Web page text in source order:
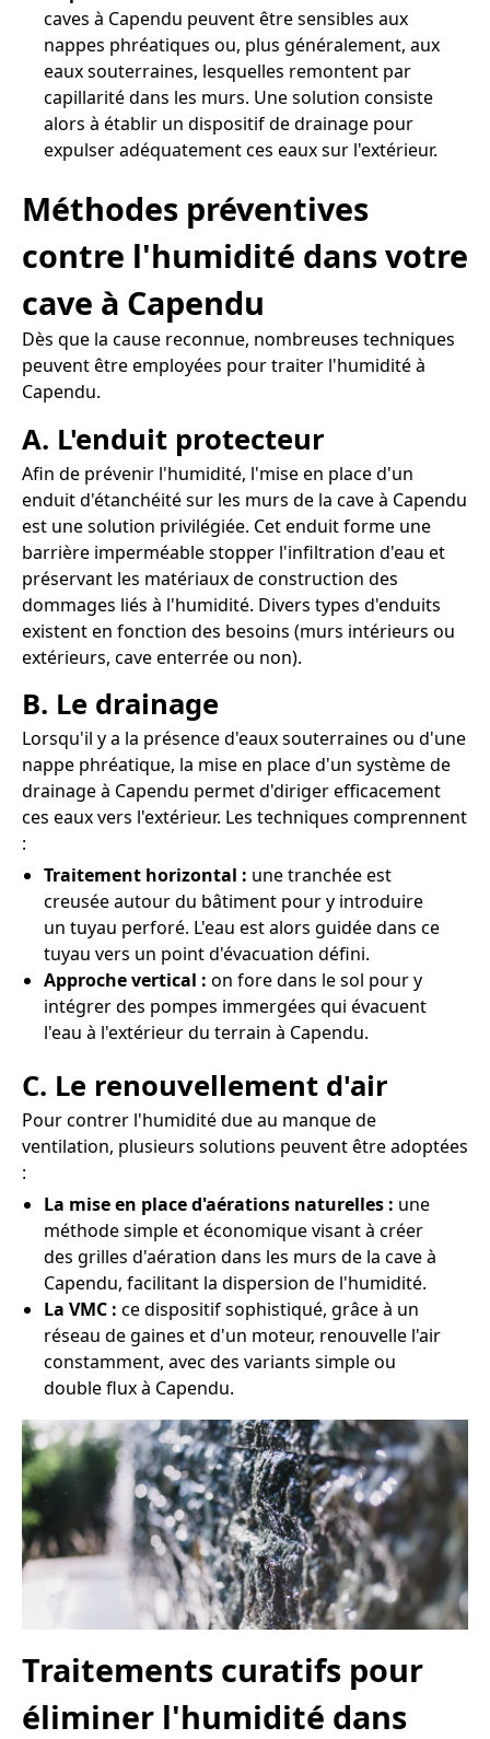
caves à Capendu peuvent être sensibles aux
nappes phréatiques ou, plus généralement, aux
eaux souterraines, lesquelles remontent par
capillarité dans les murs. Une solution consiste
alors à établir un dispositif de drainage pour
expulser adéquatement ces eaux sur l'extérieur.
Méthodes préventives
contre l'humidité dans votre
cave à Capendu
Dès que la cause reconnue, nombreuses techniques
peuvent être employées pour traiter l'humidité à
Capendu.
A. L'enduit protecteur
Afin de prévenir l'humidité, l'mise en place d'un
enduit d'étanchéité sur les murs de la cave à Capendu
est une solution privilégiée. Cet enduit forme une
barrière imperméable stopper l'infiltration d'eau et
préservant les matériaux de construction des
dommages liés à l'humidité. Divers types d'enduits
existent en fonction des besoins (murs intérieurs ou
extérieurs, cave enterrée ou non).
B. Le drainage
Lorsqu'il y a la présence d'eaux souterraines ou d'une
nappe phréatique, la mise en place d'un système de
drainage à Capendu permet d'diriger efficacement
ces eaux vers l'extérieur. Les techniques comprennent
:
Traitement horizontal : une tranchée est
creusée autour du bâtiment pour y introduire
un tuyau perforé. L'eau est alors guidée dans ce
tuyau vers un point d'évacuation défini.
Approche vertical : on fore dans le sol pour y
intégrer des pompes immergées qui évacuent
l'eau à l'extérieur du terrain à Capendu.
C. Le renouvellement d'air
Pour contrer l'humidité due au manque de
ventilation, plusieurs solutions peuvent être adoptées
:
La mise en place d'aérations naturelles : une
méthode simple et économique visant à créer
des grilles d'aération dans les murs de la cave à
Capendu, facilitant la dispersion de l'humidité.
La VMC : ce dispositif sophistiqué, grâce à un
réseau de gaines et d'un moteur, renouvelle l'air
constamment, avec des variants simple ou
double flux à Capendu.
Traitements curatifs pour
éliminer l'humidité dans